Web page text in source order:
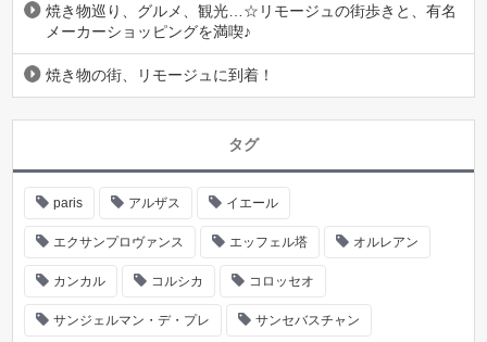
焼き物巡り、グルメ、観光…☆リモージュの街歩きと、有名
メーカーショッピングを満喫♪
焼き物の街、リモージュに到着！
タグ
paris アルザス イエール
エクサンプロヴァンス エッフェル塔 オルレアン
カンカル コルシカ コロッセオ
サンジェルマン・デ・プレ サンセバスチャン